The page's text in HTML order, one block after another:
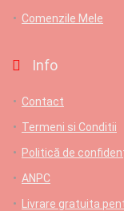
Comenzile Mele
Info
Contact
Termeni si Conditii
Politică de
ANPC
Livrare gratuita